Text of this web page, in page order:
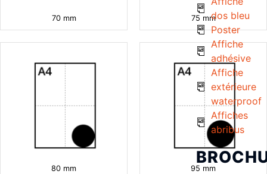
dos bleu
Poster
Affiche
adhésive
Affiche
extérieure
waterproof
Affiches
abribus
70 mm 75 mm
80 mm 95 mm